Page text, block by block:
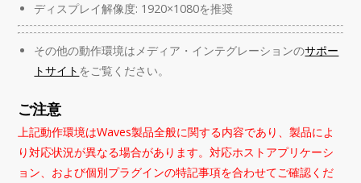
ディスプレイ解像度: 1920×1080を推奨
その他の動作環境はメディア・インテグレーションのサポー
トサイト をご覧ください。
ご注意
上記動作環境はWaves製品全般に関する内容であり、製品によ
り対応状況が異なる場合があります。対応ホストアプリケーシ
ョン、および個別プラグインの特記事項を合わせてご確認くだ